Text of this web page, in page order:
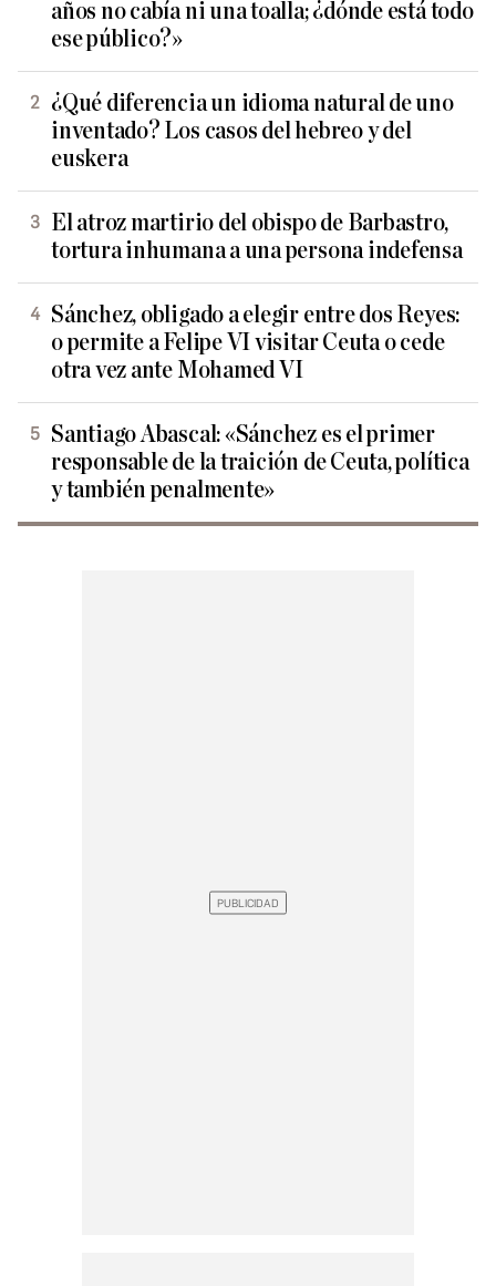
años no cabía ni una toalla; ¿dónde está todo
ese público?»
¿Qué diferencia un idioma natural de uno
inventado? Los casos del hebreo y del
euskera
El atroz martirio del obispo de Barbastro,
tortura inhumana a una persona indefensa
Sánchez, obligado a elegir entre dos Reyes:
o permite a Felipe VI visitar Ceuta o cede
otra vez ante Mohamed VI
Santiago Abascal: «Sánchez es el primer
responsable de la traición de Ceuta, política
y también penalmente»